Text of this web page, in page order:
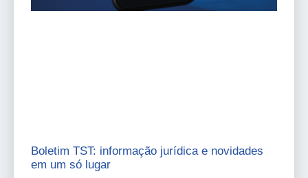
Boletim TST: informação jurídica e novidades
em um só lugar